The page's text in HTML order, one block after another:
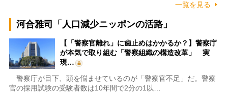
一覧を見る
河合雅司「人口減少ニッポンの活路」
【「警察官離れ」に歯止めはかかるか？】警察庁
が本気で取り組む「警察組織の構造改革」 実
現…
警察庁が目下、頭を悩ませているのが「警察官不足」だ。警察
官の採用試験の受験者数は10年間で2分の1以…